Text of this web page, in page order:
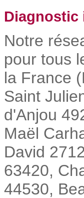
Diagnostic
Notre
pour tous
la France
Saint
d'Anjou
Maël
David
63420,
44530,